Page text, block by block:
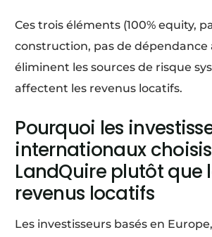
Ces trois éléments (100% equity,
construction, pas de dépendance
éliminent les sources de risque
affectent les revenus locatifs.
Pourquoi les
internationaux
LandQuire plutôt que
revenus locatifs
Les investisseurs basés en